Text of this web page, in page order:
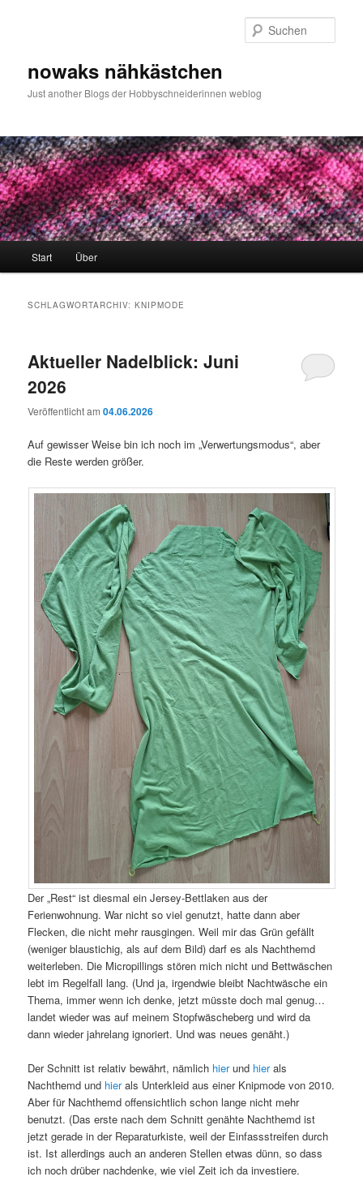
nowaks nähkästchen
Just another Blogs der Hobbyschneiderinnen weblog
Start Über
SCHLAGWORTARCHIV:KNIPMODE
Aktueller Nadelblick: Juni
2026
Veröffentlicht am04.06.2026
Auf gewisser Weise bin ich noch im „Verwertungsmodus“, aber
die Reste werden größer.
Der „Rest“ ist diesmal ein Jersey-Bettlaken aus der
Ferienwohnung. War nicht so viel genutzt, hatte dann aber
Flecken, die nicht mehr rausgingen. Weil mir das Grün gefällt
(weniger blaustichig, als auf dem Bild) darf es als Nachthemd
weiterleben. Die Micropillings stören mich nicht und Bettwäschen
lebt im Regelfall lang. (Und ja, irgendwie bleibt Nachtwäsche ein
Thema, immer wenn ich denke, jetzt müsste doch mal genug…
landet wieder was auf meinem Stopfwäscheberg und wird da
dann wieder jahrelang ignoriert. Und was neues genäht.)
Der Schnitt ist relativ bewährt, nämlich hierund hierals
Nachthemd und hierals Unterkleid aus einer Knipmode von 2010.
Aber für Nachthemd offensichtlich schon lange nicht mehr
benutzt. (Das erste nach dem Schnitt genähte Nachthemd ist
jetzt gerade in der Reparaturkiste, weil der Einfassstreifen durch
ist. Ist allerdings auch an anderen Stellen etwas dünn, so dass
ich noch drüber nachdenke, wie viel Zeit ich da investiere.